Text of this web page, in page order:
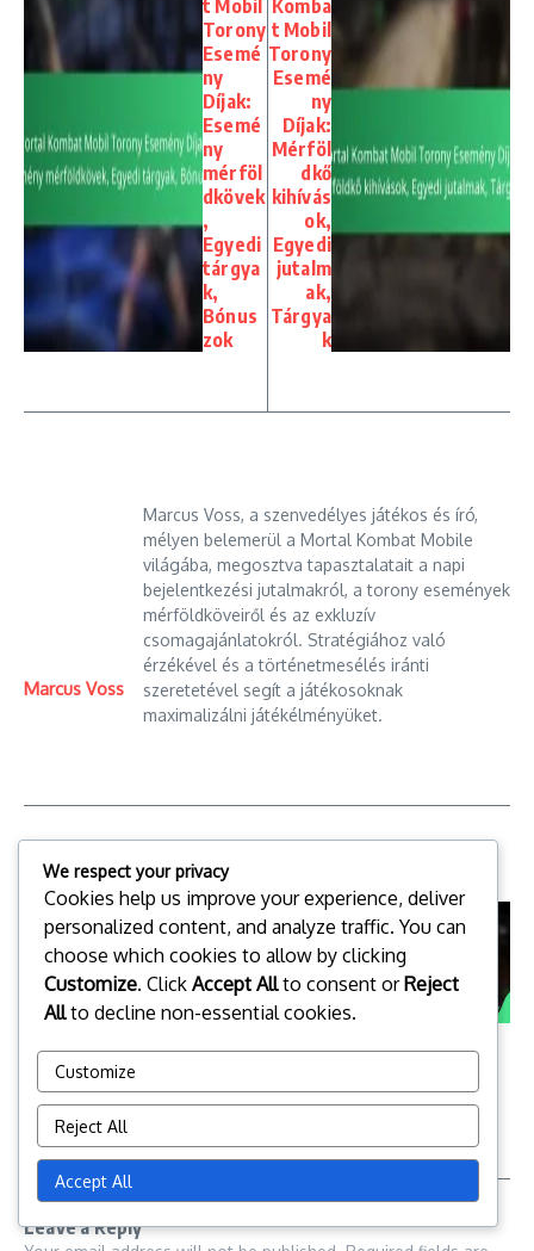
t Mobil
Torony
Esemé
ny
Díjak:
Esemé
ny
mérföl
dkövek
,
Egyedi
tárgya
k,
Bónus
zok
Komba
t Mobil
Torony
Esemé
ny
Díjak:
Mérföl
dkő
kihívás
ok,
Egyedi
jutalm
ak,
Tárgya
k
Marcus Voss
Marcus Voss, a szenvedélyes játékos és író,
mélyen belemerül a Mortal Kombat Mobile
világába, megosztva tapasztalatait a napi
bejelentkezési jutalmakról, a torony események
mérföldköveiről és az exkluzív
csomagajánlatokról. Stratégiához való
érzékével és a történetmesélés iránti
szeretetével segít a játékosoknak
maximalizálni játékélményüket.
Related Posts
Esemény Díjak: Egyedi ajánlatok,
Exklu ...
09/03/2026
specifikus juta ...
Leave a Reply
We respect your privacy
Cookies help us improve your experience, deliver
personalized content, and analyze traffic. You can
choose which cookies to allow by clicking
Customize. Click Accept Allto consent orReject
Allto decline non-essential cookies.
Customize
Reject All
Accept All